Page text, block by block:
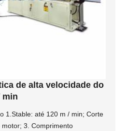
de alta velocidade do
min
1.Stable: até 120 m / min; Corte
3. Comprimento